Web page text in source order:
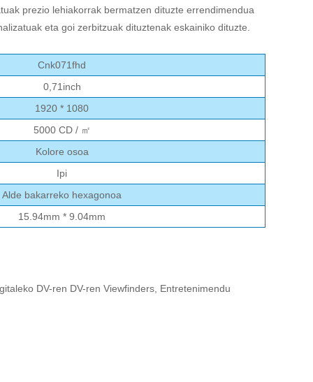
prezio lehiakorrak bermatzen dituzte errendimendua
eta goi zerbitzuak dituztenak eskainiko dituzte.
Cnk071fhd
0,71inch
1920 * 1080
5000 CD / ㎡
Kolore osoa
Ipi
Alde bakarreko hexagonoa
15.94mm * 9.04mm
DV-ren DV-ren Viewfinders, Entretenimendu